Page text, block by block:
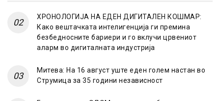
ХРОНОЛОГИЈА НА ЕДЕН ДИГИТАЛЕН КОШМАР:
Како вештачката интелигенција ги премина
безбедносните бариери и го вклучи црвениот
аларм во дигиталната индустрија
Митева: На 16 август уште еден голем настан во
Струмица за 35 години независност